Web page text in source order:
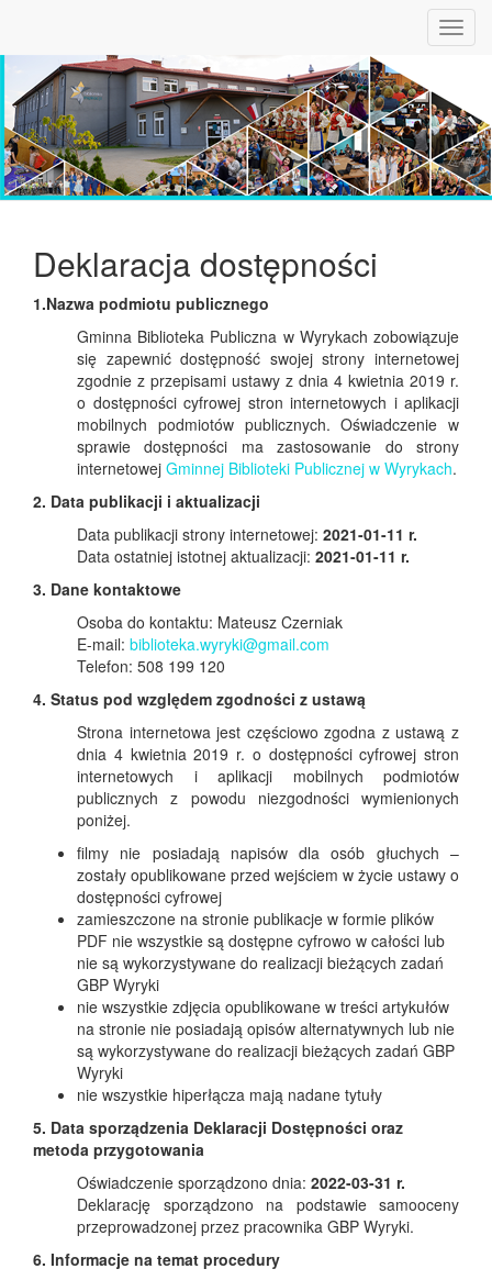
Deklaracja dostępności
1.Nazwa podmiotu publicznego
Gminna Biblioteka Publiczna w Wyrykach zobowiązuje
się zapewnić dostępność swojej strony internetowej
zgodnie z przepisami ustawy z dnia 4 kwietnia 2019 r.
o dostępności cyfrowej stron internetowych i aplikacji
mobilnych podmiotów publicznych. Oświadczenie w
sprawie dostępności ma zastosowanie do strony
internetowej Gminnej Biblioteki Publicznej w Wyrykach.
2. Data publikacji i aktualizacji
Data publikacji strony internetowej: 2021-01-11 r.
Data ostatniej istotnej aktualizacji: 2021-01-11 r.
3. Dane kontaktowe
Osoba do kontaktu: Mateusz Czerniak
E-mail: biblioteka.wyryki@gmail.com
Telefon: 508 199 120
4. Status pod względem zgodności z ustawą
Strona internetowa jest częściowo zgodna z ustawą z
dnia 4 kwietnia 2019 r. o dostępności cyfrowej stron
internetowych i aplikacji mobilnych podmiotów
publicznych z powodu niezgodności wymienionych
poniżej.
filmy nie posiadają napisów dla osób głuchych –
zostały opublikowane przed wejściem w życie ustawy o
dostępności cyfrowej
zamieszczone na stronie publikacje w formie plików
PDF nie wszystkie są dostępne cyfrowo w całości lub
nie są wykorzystywane do realizacji bieżących zadań
GBP Wyryki
nie wszystkie zdjęcia opublikowane w treści artykułów
na stronie nie posiadają opisów alternatywnych lub nie
są wykorzystywane do realizacji bieżących zadań GBP
Wyryki
nie wszystkie hiperłącza mają nadane tytuły
5. Data sporządzenia Deklaracji Dostępności oraz
metoda przygotowania
Oświadczenie sporządzono dnia: 2022-03-31 r.
Deklarację sporządzono na podstawie samooceny
przeprowadzonej przez pracownika GBP Wyryki.
6. Informacje na temat procedury